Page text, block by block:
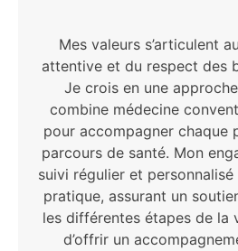
Mes valeurs s’articulent
attentive et du respect des
Je crois en une
combine médecine
pour accompagner chaque
parcours de santé. Mon
suivi régulier et
pratique, assurant un
les différentes étapes de la
d’offrir un